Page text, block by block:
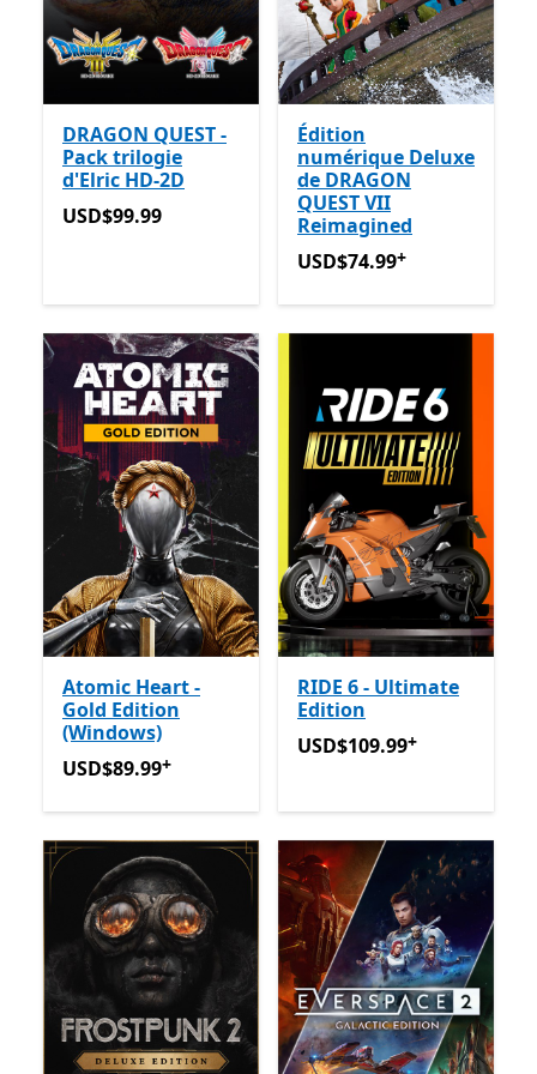
DRAGON QUEST -
Pack trilogie
d'Elric HD-2D
USD$99.99
USD$99.99
Édition
numérique Deluxe
de DRAGON
QUEST VII
Reimagined
USD$74.99Avec des
USD$74.99+
Atomic Heart -
Gold Edition
(Windows)
USD$89.99Avec des achats dans l’application
USD$89.99+
RIDE 6 - Ultimate
Edition
USD$109.99Avec des
USD$109.99+